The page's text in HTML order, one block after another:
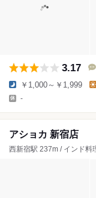
3.17
￥1,000～￥1,999
-
アショカ 新宿店
西新宿駅 237m / インド料